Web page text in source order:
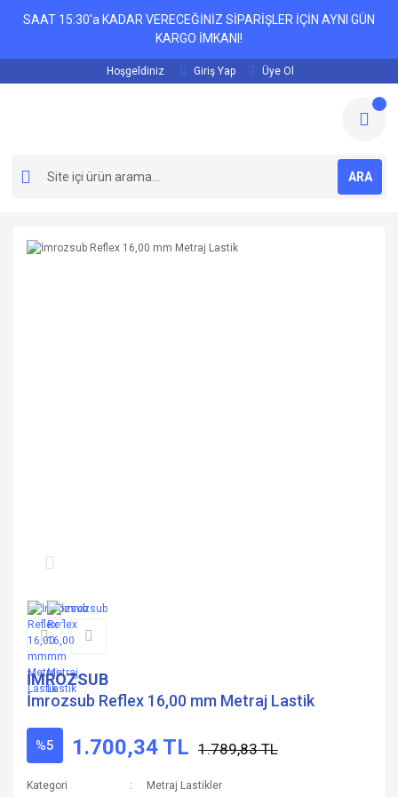
SAAT 15:30'a KADAR VERECEĞİNİZ SİPARİŞLER İÇİN AYNI GÜN
KARGO İMKANI!
Hoşgeldiniz Giriş Yap Üye Ol
ARA
İMROZSUB
İmrozsub Reflex 16,00 mm Metraj Lastik
%5 1.700,34 TL 1.789,83 TL
Kategori
Metraj Lastikler